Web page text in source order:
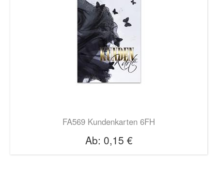
FA569 Kundenkarten 6FH
Ab: 0,15 €